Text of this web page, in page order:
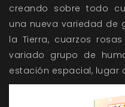
creando sobre todo
una nueva variedad de
la Tierra, cuarzos
variado grupo de
estación espacial, lugar